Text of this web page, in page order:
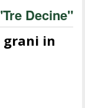
Decine"
grani in